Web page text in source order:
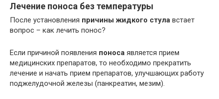
Лечение поноса без температуры
После установления причины жидкого стула встает
вопрос – как лечить понос?
Если причиной появления поноса является прием
медицинских препаратов, то необходимо прекратить
лечение и начать прием препаратов, улучшающих работу
поджелудочной железы (панкреатин, мезим).